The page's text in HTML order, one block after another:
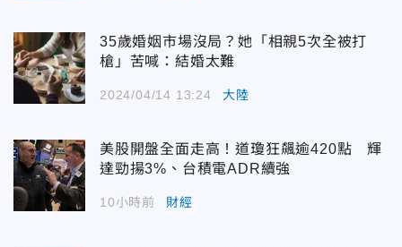
35歲婚姻市場沒局？她「相親5次全被打
槍」苦喊：結婚太難
2024/04/14 13:24 大陸
美股開盤全面走高！道瓊狂飆逾420點 輝
達勁揚3%、台積電ADR續強
10小時前 財經